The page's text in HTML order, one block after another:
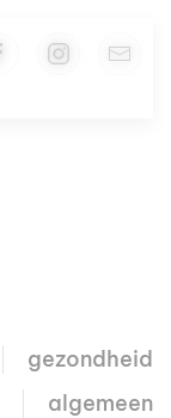
gezondheid
algemeen